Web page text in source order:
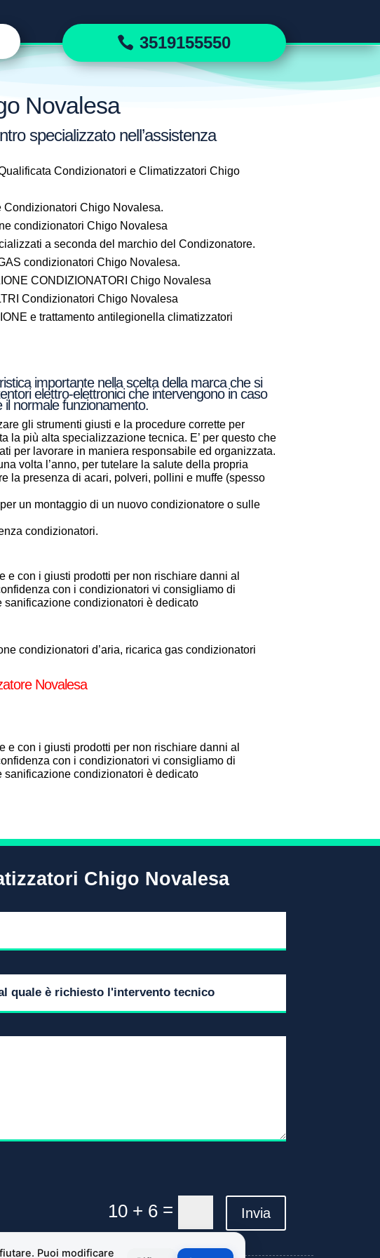
3519155550
Novalesa
specializzato nell’assistenza
Condizionatori e Climatizzatori Chigo
Condizionatori Chigo Novalesa.
condizionatori Chigo Novalesa
a seconda del marchio del Condizonatore.
condizionatori Chigo Novalesa.
CONDIZIONATORI Chigo Novalesa
Condizionatori Chigo Novalesa
e trattamento antilegionella climatizzatori
importante nella scelta della marca che si
elettro-elettronici che intervengono in caso
il normale funzionamento.
gli strumenti giusti e la procedure corrette per
la più alta specializzazione tecnica. E’ per questo che
per lavorare in maniera responsabile ed organizzata.
volta l’anno, per tutelare la salute della propria
la presenza di acari, polveri, pollini e muffe (spesso
un montaggio di un nuovo condizionatore o sulle
condizionatori.
e con i giusti prodotti per non rischiare danni al
con i condizionatori vi consigliamo di
sanificazione condizionatori è dedicato
condizionatori d’aria, ricarica gas condizionatori
Novalesa
e con i giusti prodotti per non rischiare danni al
con i condizionatori vi consigliamo di
sanificazione condizionatori è dedicato
Chigo Novalesa
10 + 6= Invia